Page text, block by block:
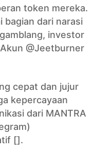
token mereka.
bagian dari narasi
investor
@Jeetburner
cepat dan jujur
kepercayaan
dari MANTRA
[].